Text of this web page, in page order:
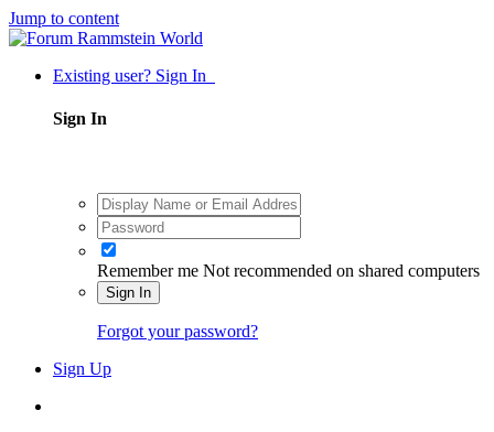
Jump to content
Existing user? Sign In
Sign In
Remember me Not recommended on shared computers
Sign In
Forgot your password?
Sign Up